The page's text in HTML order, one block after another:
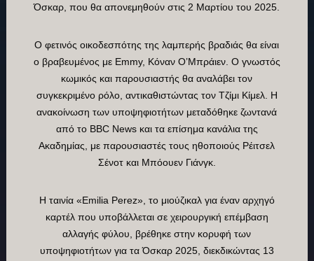
Όσκαρ, που θα απονεμηθούν στις 2 Μαρτίου του 2025.
Ο φετινός οικοδεσπότης της λαμπερής βραδιάς θα είναι
ο βραβευμένος με Emmy, Κόναν Ο’Μπράιεν. Ο γνωστός
κωμικός και παρουσιαστής θα αναλάβει τον
συγκεκριμένο ρόλο, αντικαθιστώντας τον Τζίμι Κίμελ. H
ανακοίνωση των υποψηφιοτήτων μεταδόθηκε ζωντανά
από το BBC News και τα επίσημα κανάλια της
Ακαδημίας, με παρουσιαστές τους ηθοποιούς Ρέιτσελ
Σένοτ και Μπόουεν Γιάνγκ.
Η ταινία «Emilia Perez», το μιούζικαλ για έναν αρχηγό
καρτέλ που υποβάλλεται σε χειρουργική επέμβαση
αλλαγής φύλου, βρέθηκε στην κορυφή των
υποψηφιοτήτων για τα Όσκαρ 2025, διεκδικώντας 13